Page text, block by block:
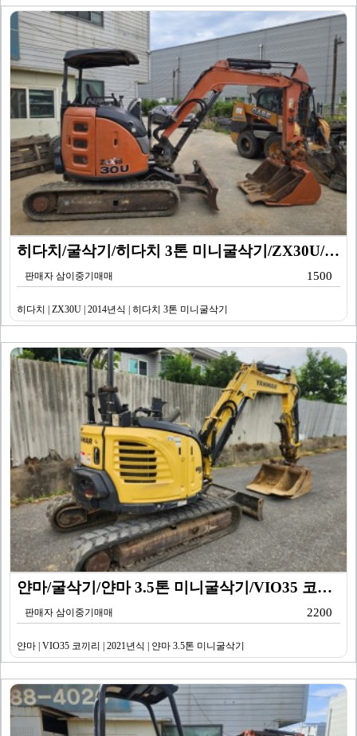
히다치/굴삭기/히다치 3톤 미니굴삭기/ZX30U/201…
판매자 삼이중기매매 1500
히다치 | ZX30U | 2014년식 | 히다치 3톤 미니굴삭기
얀마/굴삭기/얀마 3.5톤 미니굴삭기/VIO35 코끼리…
판매자 삼이중기매매 2200
얀마 | VIO35 코끼리 | 2021년식 | 얀마 3.5톤 미니굴삭기